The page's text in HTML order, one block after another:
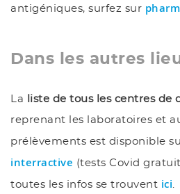
antigéniques, surfez sur
Dans les autres
La liste de tous les centres de
reprenant les laboratoires et
prélèvements est disponible
interractive (tests Covid
toutes les infos se trouvent ici.